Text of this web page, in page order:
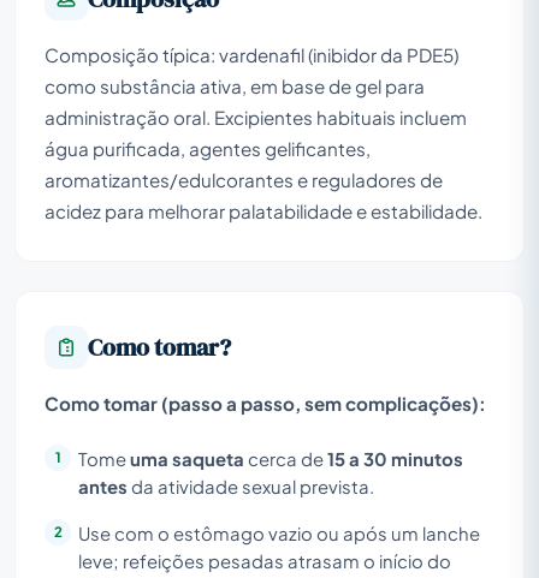
Composição típica: vardenafil (inibidor da PDE5)
como substância ativa, em base de gel para
administração oral. Excipientes habituais incluem
água purificada, agentes gelificantes,
aromatizantes/edulcorantes e reguladores de
acidez para melhorar palatabilidade e estabilidade.
Como tomar?
Como tomar (passo a passo, sem complicações):
Tomeuma saqueta cerca de15 a 30 minutos
antes da atividade sexual prevista.
Use com o estômago vazio ou após um lanche
leve; refeições pesadas atrasam o início do